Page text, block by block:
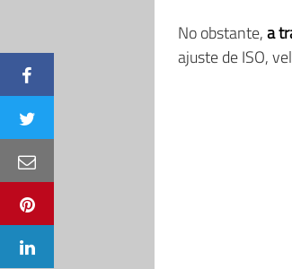
No obstante,a
ajuste de ISO,